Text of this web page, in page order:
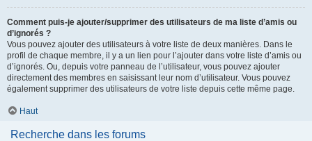
Comment puis-je ajouter/supprimer des utilisateurs de ma liste d’amis ou
d’ignorés ?
Vous pouvez ajouter des utilisateurs à votre liste de deux manières. Dans le
profil de chaque membre, il y a un lien pour l’ajouter dans votre liste d’amis ou
d’ignorés. Ou, depuis votre panneau de l’utilisateur, vous pouvez ajouter
directement des membres en saisissant leur nom d’utilisateur. Vous pouvez
également supprimer des utilisateurs de votre liste depuis cette même page.
Haut
Recherche dans les forums